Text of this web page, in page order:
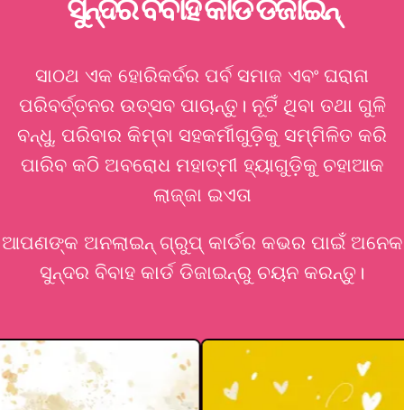
ସୁନ୍ଦର ବିବାହ କାର୍ଡ ଡିଜାଇନ୍
ସାଠଥ ଏକ ହୋରିକର୍ଦର ପର୍ବ ସମାଜ ଏବଂ ଘରାନା
ପରିବର୍ତ୍ତନର ଉତ୍ସବ ପାଚାନ୍ତୁ। ନୂଟିଁ ଥିବା ତଥା ଗୁଳି
ବନ୍ଧୁ, ପରିବାର କିମ୍ବା ସହକର୍ମୀଗୁଡ଼ିକୁ ସମ୍ମିଳିତ କରି
ପାରିବ କଠି ଅବରୋଧ ମହାତ୍ମୀ ହ୍ୟାଗୁଡ଼ିକୁ ଚହାଆକ
ଲାଜ୍ଜା ଇଏତା
ଆପଣଙ୍କ ଅନଲାଇନ୍ ଗ୍ରୁପ୍ କାର୍ଡର କଭର ପାଇଁ ଅନେକ
ସୁନ୍ଦର ବିବାହ କାର୍ଡ ଡିଜାଇନ୍‌ରୁ ଚୟନ କରନ୍ତୁ।